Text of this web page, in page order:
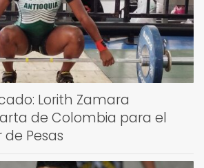
Lorith Zamara
de Colombia para el
Pesas